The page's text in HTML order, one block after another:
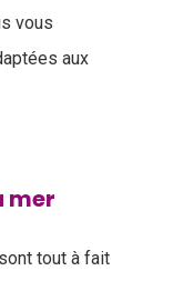
vous
aux
mer
tout à fait